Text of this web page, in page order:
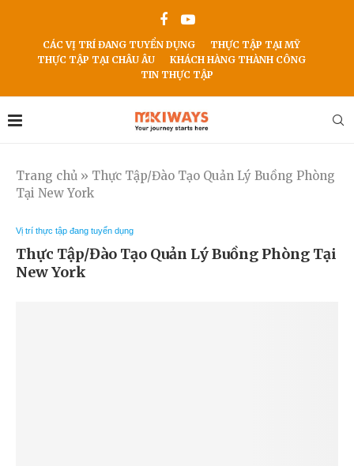
CÁC VỊ TRÍ ĐANG TUYỂN DỤNG
THỰC TẬP TẠI MỸ
THỰC TẬP TẠI CHÂU ÂU
KHÁCH HÀNG THÀNH CÔNG
TIN THỰC TẬP
Trang chủ » Thực Tập/Đào Tạo Quản Lý Buồng Phòng
Tại New York
Vị trí thực tập đang tuyển dụng
Thực Tập/Đào Tạo Quản Lý Buồng Phòng Tại
New York